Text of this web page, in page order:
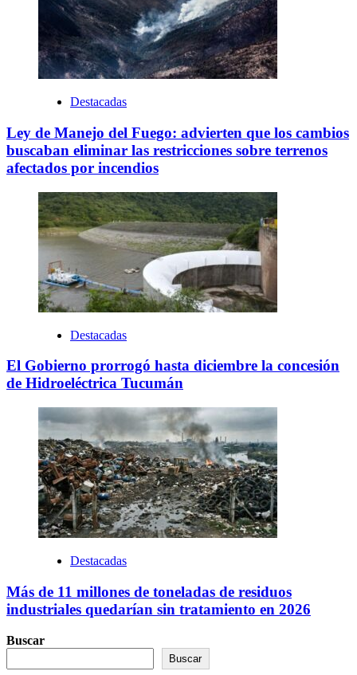
Destacadas
Ley de Manejo del Fuego: advierten que los cambios
buscaban eliminar las restricciones sobre terrenos
afectados por incendios
Destacadas
El Gobierno prorrogó hasta diciembre la concesión
de Hidroeléctrica Tucumán
Destacadas
Más de 11 millones de toneladas de residuos
industriales quedarían sin tratamiento en 2026
Buscar
Buscar